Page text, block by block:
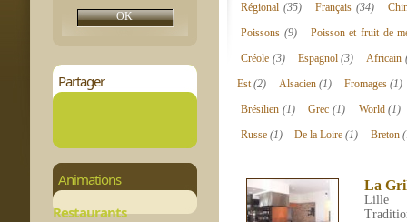
Partager
Animations
Restaurants
Régional (35) Français (34)
Poissons (9)
Poisson et fruit de
Créole (3) Espagnol(3) Africain
Est(2) Alsacien(1) Fromages (1)
Brésilien (1) Grec(1) World(1)
Russe (1) De la Loire(1) Breton
La
Lille